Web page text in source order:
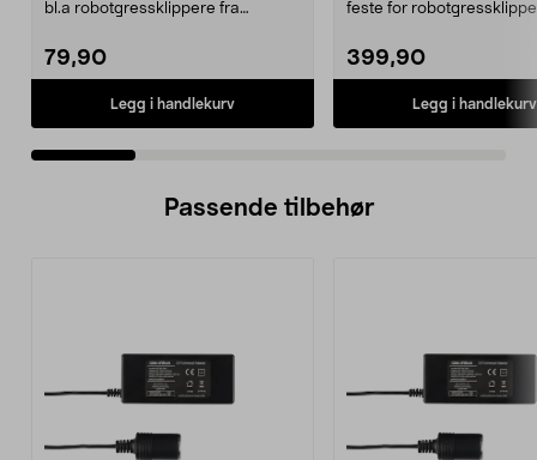
bl.a robotgressklippere fra
79,90
Legg i handlekurv
feste for
399,90
Legg i handlekurv
Passende tilbehør